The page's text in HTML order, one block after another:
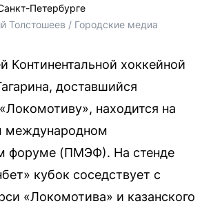
Петербурге
Толстошеев / Городские медиа
Континентальной хоккейной
доставшийся
находится на
международном
форуме (ПМЭФ). На стенде
кубок соседствует с
«Локомотива» и казанского